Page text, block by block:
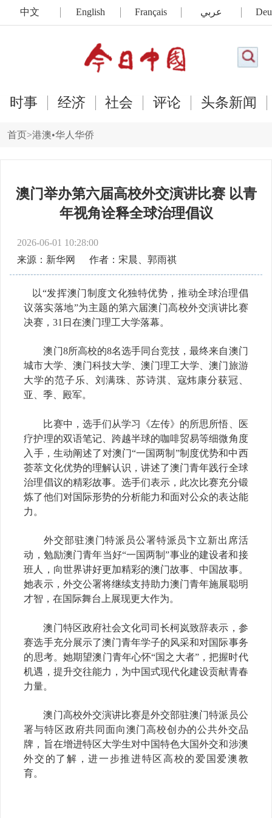
中文 English Français عربي
时事 经济 社会 评论 头条新闻
首页>港澳•华人华侨
澳门举办第六届高校外交演讲比赛 以青
年视角诠释全球治理倡议
2026-06-01 10:28:00
来源：新华网
作者：宋晨、郭雨祺
以“发挥澳门制度文化独特优势，推动全球治理倡
议落实落地”为主题的第六届澳门高校外交演讲比赛
决赛，31日在澳门理工大学落幕。
澳门8所高校的8名选手同台竞技，最终来自澳门
城市大学、澳门科技大学、澳门理工大学、澳门旅游
大学的范子乐、刘满珠、苏诗淇、寇炜康分获冠、
亚、季、殿军。
比赛中，选手们从学习《左传》的所思所悟、医
疗护理的双语笔记、跨越半球的咖啡贸易等细微角度
入手，生动阐述了对澳门“一国两制”制度优势和中西
荟萃文化优势的理解认识，讲述了澳门青年践行全球
治理倡议的精彩故事。选手们表示，此次比赛充分锻
炼了他们对国际形势的分析能力和面对公众的表达能
力。
外交部驻澳门特派员公署特派员卞立新出席活
动，勉励澳门青年当好“一国两制”事业的建设者和接
班人，向世界讲好更加精彩的澳门故事、中国故事。
她表示，外交公署将继续支持助力澳门青年施展聪明
才智，在国际舞台上展现更大作为。
澳门特区政府社会文化司司长柯岚致辞表示，参
赛选手充分展示了澳门青年学子的风采和对国际事务
的思考。她期望澳门青年心怀“国之大者”，把握时代
机遇，提升交往能力，为中国式现代化建设贡献青春
力量。
澳门高校外交演讲比赛是外交部驻澳门特派员公
署与特区政府共同面向澳门高校创办的公共外交品
牌，旨在增进特区大学生对中国特色大国外交和涉澳
外交的了解，进一步推进特区高校的爱国爱澳教
育。